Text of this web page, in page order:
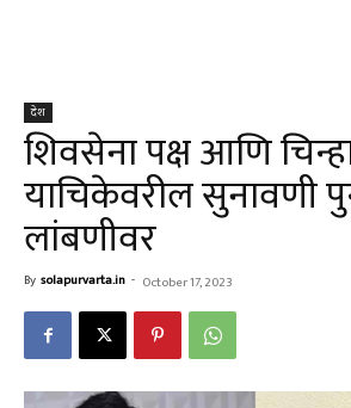
देश
शिवसेना पक्ष आणि
याचिकेवरील सुनावणी
लांबणीवर
By solapurvarta.in - October 17, 2023